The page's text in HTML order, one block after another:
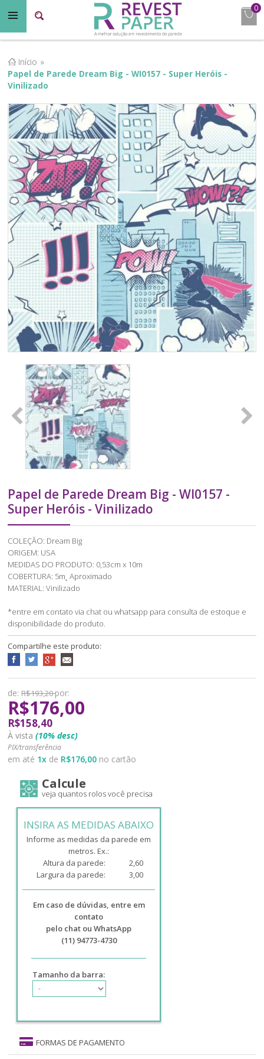
0
Início »
Papel de Parede Dream Big - WI0157 - Super Heróis -
Vinilizado
Papel de Parede Dream Big - WI0157 -
Super Heróis - Vinilizado
COLEÇĂO: Dream Big
ORIGEM: USA
MEDIDAS DO PRODUTO: 0,53cm x 10m
COBERTURA: 5m˛ Aproximado
MATERIAL: Vinilizado
*entre em contato via chat ou whatsapp para consulta de estoque e
disponibilidade do produto.
Compartilhe este produto:
de: R$193,20por:
R$176,00
R$158,40
À vista (10% desc)
PIX/transferência
em até 1x de R$176,00 no cartão
Calcule
veja quantos rolos você precisa
INSIRA AS MEDIDAS ABAIXO
Informe as medidas da parede em
metros. Ex.:
Altura da parede:
2,60
Largura da parede:
3,00
Em caso de dúvidas, entre em
contato
pelo chat ou WhatsApp
(11) 94773-4730
Tamanho da barra:
FORMAS DE PAGAMENTO